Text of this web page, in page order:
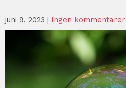
juni 9, 2023 | Ingen kommentarer